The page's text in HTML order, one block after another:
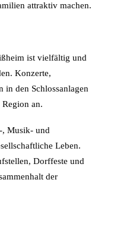
attraktiv machen.
ist vielfältig und
Konzerte,
in den Schlossanlagen
Region an.
, Musik- und
Leben.
Dorffeste und
der